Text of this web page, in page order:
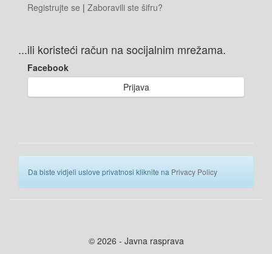
Registrujte se | Zaboravili ste šifru?
...ili koristeći račun na socijalnim mrežama.
Facebook
Prijava
Da biste vidjeli uslove privatnosi kliknite na Privacy Policy
© 2026 - Javna rasprava